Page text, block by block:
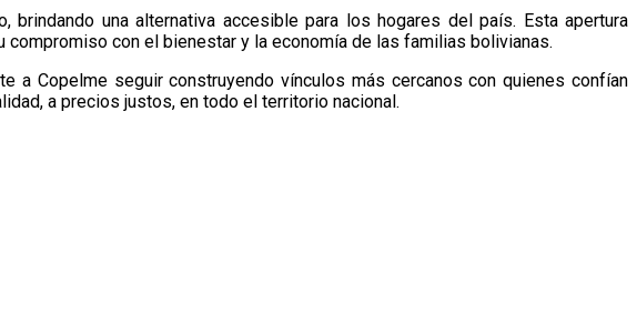
una alternativa accesible para los hogares del país. Esta apertura
con el bienestar y la economía de las familias bolivianas.
Copelme seguir construyendo vínculos más cercanos con quienes confían
a precios justos, en todo el territorio nacional.